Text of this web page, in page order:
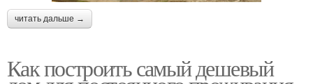
читать дальше →
Как построить самый дешевый